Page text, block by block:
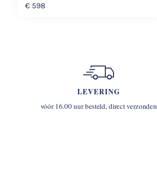
€ 598
LEVERING
vóór 16.00 uur besteld, direct verzonden